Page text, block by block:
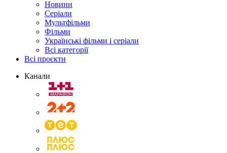
Новини
Серіали
Мультфільми
Фільми
Українські фільми і серіали
Всі категорії
Всі проєкти
Канали